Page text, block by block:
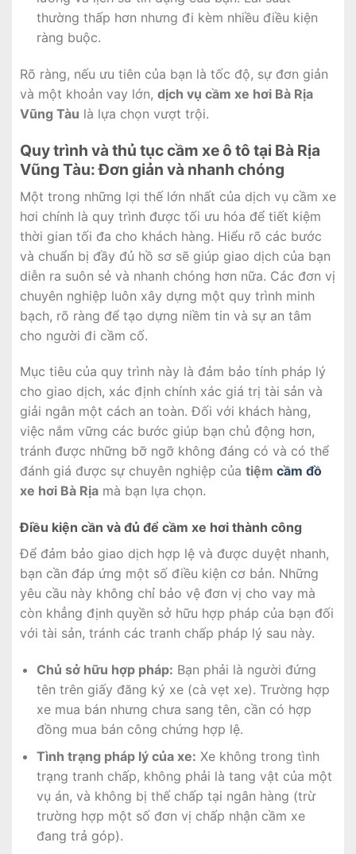
thường thấp hơn nhưng đi kèm nhiều điều kiện
ràng buộc.
Rõ ràng, nếu ưu tiên của bạn là tốc độ, sự đơn giản
và một khoản vay lớn, dịch vụ cầm xe hơi Bà Rịa
Vũng Tàu là lựa chọn vượt trội.
Quy trình và thủ tục cầm xe ô tô tại Bà Rịa
Vũng Tàu: Đơn giản và nhanh chóng
Một trong những lợi thế lớn nhất của dịch vụ cầm xe
hơi chính là quy trình được tối ưu hóa để tiết kiệm
thời gian tối đa cho khách hàng. Hiểu rõ các bước
và chuẩn bị đầy đủ hồ sơ sẽ giúp giao dịch của bạn
diễn ra suôn sẻ và nhanh chóng hơn nữa. Các đơn vị
chuyên nghiệp luôn xây dựng một quy trình minh
bạch, rõ ràng để tạo dựng niềm tin và sự an tâm
cho người đi cầm cố.
Mục tiêu của quy trình này là đảm bảo tính pháp lý
cho giao dịch, xác định chính xác giá trị tài sản và
giải ngân một cách an toàn. Đối với khách hàng,
việc nắm vững các bước giúp bạn chủ động hơn,
tránh được những bỡ ngỡ không đáng có và có thể
đánh giá được sự chuyên nghiệp của tiệm cầm đồ
xe hơi Bà Rịa mà bạn lựa chọn.
Điều kiện cần và đủ để cầm xe hơi thành công
Để đảm bảo giao dịch hợp lệ và được duyệt nhanh,
bạn cần đáp ứng một số điều kiện cơ bản. Những
yêu cầu này không chỉ bảo vệ đơn vị cho vay mà
còn khẳng định quyền sở hữu hợp pháp của bạn đối
với tài sản, tránh các tranh chấp pháp lý sau này.
Chủ sở hữu hợp pháp: Bạn phải là người đứng
tên trên giấy đăng ký xe (cà vẹt xe). Trường hợp
xe mua bán nhưng chưa sang tên, cần có hợp
đồng mua bán công chứng hợp lệ.
Tình trạng pháp lý của xe: Xe không trong tình
trạng tranh chấp, không phải là tang vật của một
vụ án, và không bị thế chấp tại ngân hàng (trừ
trường hợp một số đơn vị chấp nhận cầm xe
đang trả góp).